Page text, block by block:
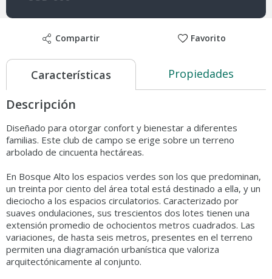
Compartir Favorito
Características Propiedades
Descripción
Diseñado para otorgar confort y bienestar a diferentes
familias. Este club de campo se erige sobre un terreno
arbolado de cincuenta hectáreas.
En Bosque Alto los espacios verdes son los que predominan,
un treinta por ciento del área total está destinado a ella, y un
dieciocho a los espacios circulatorios. Caracterizado por
suaves ondulaciones, sus trescientos dos lotes tienen una
extensión promedio de ochocientos metros cuadrados. Las
variaciones, de hasta seis metros, presentes en el terreno
permiten una diagramación urbanística que valoriza
arquitectónicamente al conjunto.